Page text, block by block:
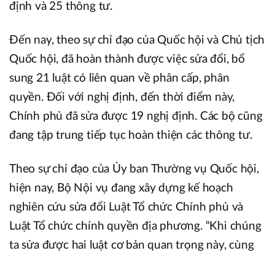
định và 25 thông tư.
Đến nay, theo sự chỉ đạo của Quốc hội và Chủ tịch
Quốc hội, đã hoàn thành được việc sửa đổi, bổ
sung 21 luật có liên quan về phân cấp, phân
quyền. Đối với nghị định, đến thời điểm này,
Chính phủ đã sửa được 19 nghị định. Các bộ cũng
đang tập trung tiếp tục hoàn thiện các thông tư.
Theo sự chỉ đạo của Ủy ban Thường vụ Quốc hội,
hiện nay, Bộ Nội vụ đang xây dựng kế hoạch
nghiên cứu sửa đổi Luật Tổ chức Chính phủ và
Luật Tổ chức chính quyền địa phương. “Khi chúng
ta sửa được hai luật cơ bản quan trọng này, cùng